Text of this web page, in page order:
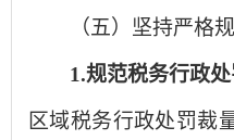
（五）坚持严格
1.规范税务行政处
区域税务行政处罚裁